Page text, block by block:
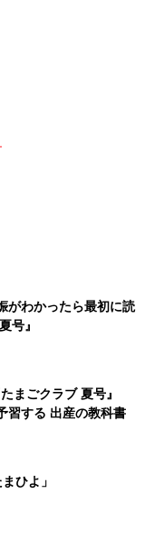
も事実。
まう食生活を見直
。
人、もともとむくみ
くんでいる人は、要
ール！
多いといわれてい
がわかったら最初に読
号』
まごクラブ 夏号』
習する 出産の教科書
ひよ」